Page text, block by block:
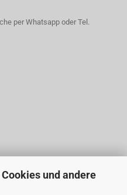
und andere
per Whatsapp oder Tel.